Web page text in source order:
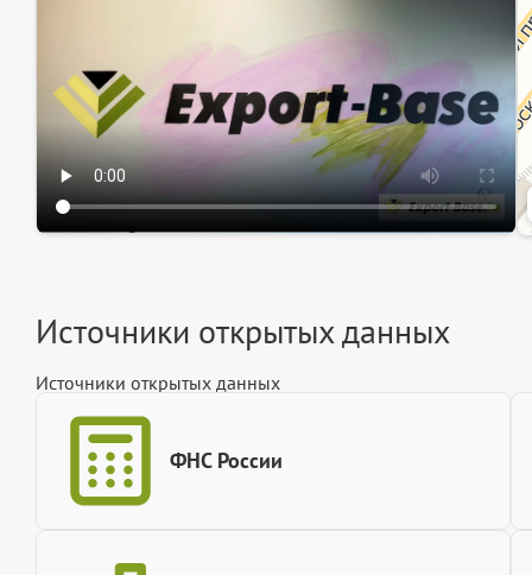
Источники открытых данных
Источники открытых данных
ФНС России